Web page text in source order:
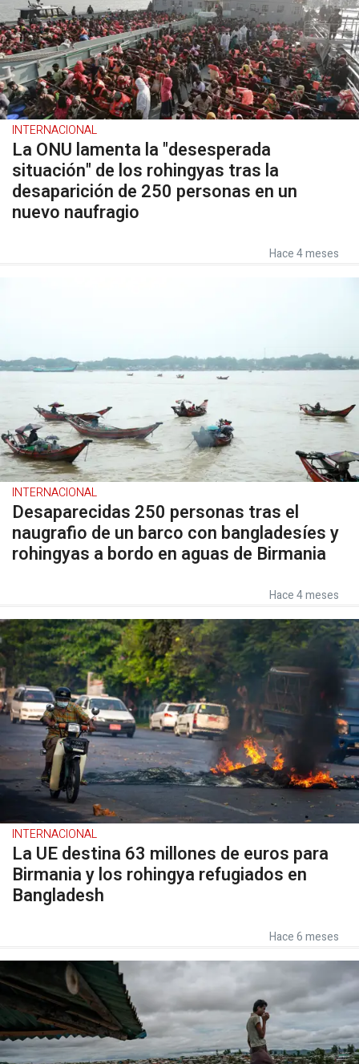
INTERNACIONAL
La ONU lamenta la "desesperada
situación" de los rohingyas tras la
desaparición de 250 personas en un
nuevo naufragio
Hace 4 meses
INTERNACIONAL
Desaparecidas 250 personas tras el
naugrafio de un barco con bangladesíes y
rohingyas a bordo en aguas de Birmania
Hace 4 meses
INTERNACIONAL
La UE destina 63 millones de euros para
Birmania y los rohingya refugiados en
Bangladesh
Hace 6 meses